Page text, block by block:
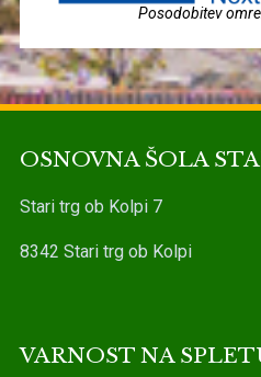
Posodobitev
OSNOVNA ŠOLA
Stari trg ob Kolpi 7
8342 Stari trg ob Kolpi
VARNOST NA